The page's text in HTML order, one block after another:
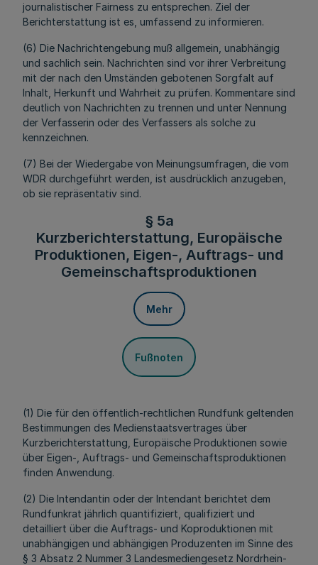
journalistischer Fairness zu entsprechen. Ziel der
Berichterstattung ist es, umfassend zu informieren.
(6) Die Nachrichtengebung muß allgemein, unabhängig
und sachlich sein. Nachrichten sind vor ihrer Verbreitung
mit der nach den Umständen gebotenen Sorgfalt auf
Inhalt, Herkunft und Wahrheit zu prüfen. Kommentare sind
deutlich von Nachrichten zu trennen und unter Nennung
der Verfasserin oder des Verfassers als solche zu
kennzeichnen.
(7) Bei der Wiedergabe von Meinungsumfragen, die vom
WDR durchgeführt werden, ist ausdrücklich anzugeben,
ob sie repräsentativ sind.
§ 5a
Kurzberichterstattung, Europäische
Produktionen, Eigen-, Auftrags- und
Gemeinschaftsproduktionen
Mehr
Fußnoten
(1) Die für den öffentlich-rechtlichen Rundfunk geltenden
Bestimmungen des Medienstaatsvertrages über
Kurzberichterstattung, Europäische Produktionen sowie
über Eigen-, Auftrags- und Gemeinschaftsproduktionen
finden Anwendung.
(2) Die Intendantin oder der Intendant berichtet dem
Rundfunkrat jährlich quantifiziert, qualifiziert und
detailliert über die Auftrags- und Koproduktionen mit
unabhängigen und abhängigen Produzenten im Sinne des
§ 3 Absatz 2 Nummer 3 Landesmediengesetz Nordrhein-